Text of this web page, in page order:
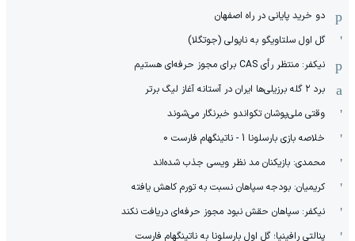
دو خرید پایانی در راه اصفهان
گل اول سلتاویگو به ناپولی (جوتگلا)
نیکفر: منتظر رأی CAS برای مجوز حرفه‌ای هستیم
برد ۲ گله برزیلی‌ها ایران در آستانه آغاز لیگ برتر
وقتی ملی‌پوشان تکواندو خبرنگار می‌شوند
خلاصه بازی بارسلونا 1 - ناتینگهام فارست 0
محمدی: بازیکنان مد نظر ویسی جذب شده‌اند
کریمیان: بودجه سپاهان نسبت به تورم کاهش یافته
نیکفر: سپاهان حقش نبود مجوز حرفه‌ای دریافت نکند
پنالتی رافینیا؛ گل اول بارسلونا به ناتینگهام فارست